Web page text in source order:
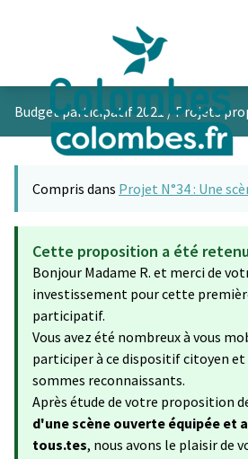
Budget participatif 2021 /Projets
Compris dans Projet N°34 : Une
Cette proposition a été
Bonjour Madame R. et merci de
investissement pour cette
participatif.
Vous avez été nombreux à vous
participer à ce dispositif citoyen et
sommes reconnaissants.
Après étude de votre proposition
d'une scène ouverte équipée et
tous.tes, nous avons le plaisir de